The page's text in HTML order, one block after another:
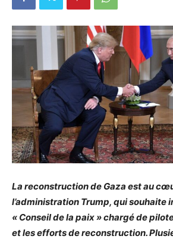
La reconstruction de Gaza est au
l’administration Trump, qui souhaite
« Conseil de la paix » chargé de
et les efforts de reconstruction.